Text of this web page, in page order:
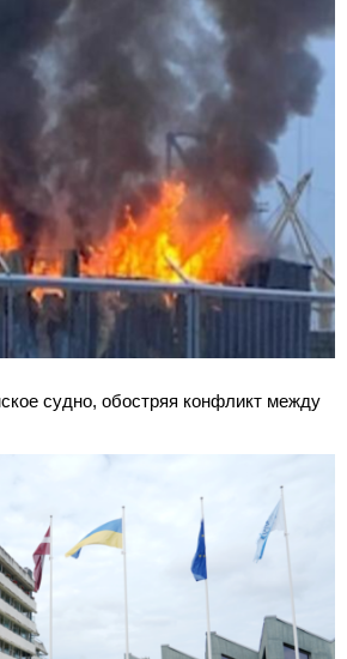
судно, обостряя конфликт между